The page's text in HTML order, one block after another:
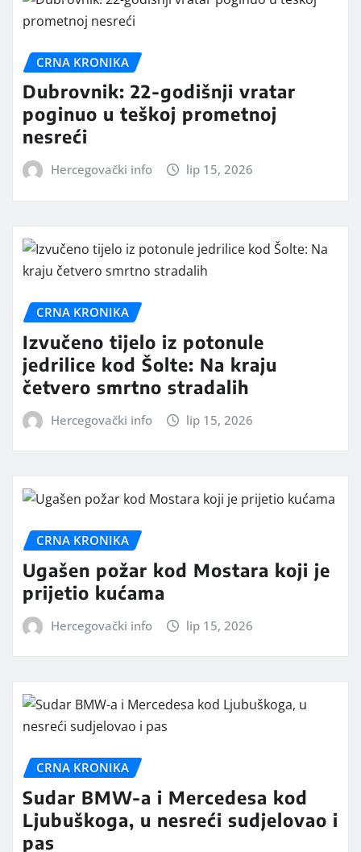
CRNA KRONIKA
Dubrovnik: 22-godišnji vratar
poginuo u teškoj prometnoj
nesreći
Hercegovački info lip 15, 2026
CRNA KRONIKA
Izvučeno tijelo iz potonule
jedrilice kod Šolte: Na kraju
četvero smrtno stradalih
Hercegovački info lip 15, 2026
CRNA KRONIKA
Ugašen požar kod Mostara koji je
prijetio kućama
Hercegovački info lip 15, 2026
CRNA KRONIKA
Sudar BMW-a i Mercedesa kod
Ljubuškoga, u nesreći sudjelovao i
pas